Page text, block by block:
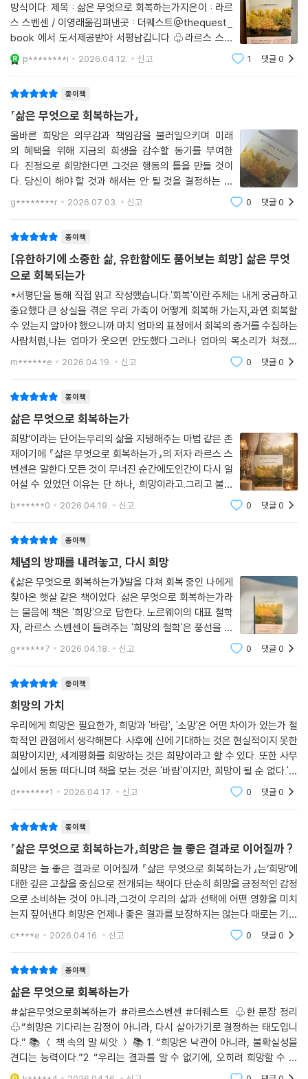
방식이다. 제목 : 삶은 무엇으로 회복하는가지은이 : 라르
스 스벤센 / 이영래옮김펴낸곳 : 더퀘스트@thequest_
book 에서 도서제공받아 서평남깁니다.♧라르스 스벤
센(Lars Svendsen)은 북유럽을 대표하는 대중 철학자
로, 매일의 삶을 철학적 사유의 주제로 확장하는데 집중한
p********i 2026.04.12. 신고 1 댓글0
종이책
『삶은 무엇으로 회복하는가』
올바른 희망은 의무감과 책임감을 불러일으키며 미래
의 혜택을 위해 지금의 희생을 감수할 동기를 부여한
다. 진정으로 희망한다면 그것은 행동의 틀을 만들 것이
다. 당신이 해야 할 것과 해서는 안 될 것을 결정하는 기
준이 될 것이다. 무엇보다 올바르게 희망하려면, 당신
이 할 수 있는 것이 무 엇인지(그런 것이 있다면 ), 가능
g********r 2026.07.03. 신고 0 댓글0
종이책
[유한하기에 소중한 삶, 유한함에도 품어보는 희망] 삶은 무엇
으로 회복되는가
*서평단을 통해 직접 읽고 작성했습니다.'회복'이란 주제는 내게 궁금하고
중요했다.큰 상실을 겪은 우리 가족이 어떻게 회복해 가는지,과연 회복할
수 있는지 알아야 했으니까.마치 엄마의 표정에서 회복의 증거를 수집하는
사람처럼,나는 엄마가 웃으면 안도했다.그러나 엄마의 목소리가 쳐졌거
나, 슬픔을 이야기하거나,우는 순간엔 좌절하고 말았다.그것을 담아내고
m******e 2026.04.19. 신고 0 댓글0
종이책
삶은 무엇으로 회복하는가
희망’이라는 단어는우리의 삶을 지탱해주는 마법 같은 존
재이기에 『삶은 무엇으로 회복하는가』의 저자 라르스 스
벤센은 말한다.모든 것이 무너진 순간에도인간이 다시 일
어설 수 있었던 이유는 단 하나, 희망이라고.그리고 불확
실성과 위기가 일상이 된 시대, 번아웃과 무기력이 반복되
b******0 2026.04.19. 신고 0 댓글0
종이책
체념의 방패를 내려놓고, 다시 희망
《삶은 무엇으로 회복하는가》발을 다쳐 회복 중인 나에게
찾아온 햇살 같은 책이었다. 삶은 무엇으로 회복하는가라
는 물음에 책은 '희망'으로 답한다. 노르웨이의 대표 철학
자, 라르스 스벤센이 들려주는 '희망의 철학'은 풍선을 닮
았다. 가벼워 쉽게 놓칠 수 있지만 끈으로 연결되어 있어
완전히 허공으로 날아가 버린 건 아니다. 어딘가에 걸려
g******7 2026.04.18. 신고 0 댓글0
종이책
희망의 가치
우리에게 희망은 필요한가, 희망과 '바람', '소망'은 어떤 차이가 있는가 철
학적인 관점에서 생각해본다. 사후에 신에 기대하는 것은 현실적이지 못한
희망이지만, 세계평화를 희망하는 것은 희망이라고 할 수 있다. 또한 사무
실에서 둥둥 떠다니며 책을 보는 것은 '바람'이지만, 희망이 될 순 없다.'낙
관주의' , '비관주의' 정반대의 개념이지만, 낙관주의와 더불어 비관주의도
d*******1 2026.04.17. 신고 0 댓글0
종이책
『삶은 무엇으로 회복하는가』희망은 늘 좋은 결과로 이어질까 ?
희망은 늘 좋은 결과로 이어질까.『삶은 무엇으로 회복하는가』는‘희망’에
대한 깊은 고찰을 중심으로 전개되는 책이다.단순히 희망을 긍정적인 감정
으로 소비하는 것이 아니라,그것이 우리의 삶과 선택에 어떤 영향을 미치
는지 짚어낸다.희망은 언제나 좋은 결과를 보장하지는 않는다.때로는 기대
와 현실의 간극을 더 크게 느끼게 만들기도 한다.그래서 희망은 때로 불안
c****e 2026.04.16. 신고 0 댓글0
종이책
삶은 무엇으로 회복하는가
#삶은무엇으로회복하는가 #라르스스벤센 #더퀘스트 ♧한 문장 정리
♧“희망은 기다리는 감정이 아니라, 다시 살아가기로 결정하는 태도입니
다.” 📚 ＜ 책 속의 말 씨앗 ＞ 📚 1. “희망은 낙관이 아니라, 불확실성을
견디는 능력이다.”2. “우리는 결과를 알 수 없기에, 오히려 희망할 수 있
다.”3. “희망은 감정이 아니라 선택이다.”4. “절망은 행동을 멈추게 하지